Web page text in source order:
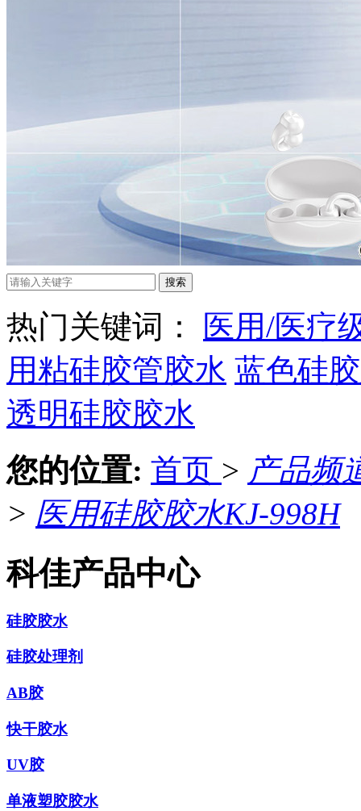
热门关键词：
医用/医疗
用粘硅胶管胶水 蓝色硅
透明硅胶胶水
您的位置: 首页 > 产品频
> 医用硅胶胶水KJ-998H
科佳产品中心
硅胶胶水
硅胶处理剂
AB胶
快干胶水
UV胶
单液塑胶胶水